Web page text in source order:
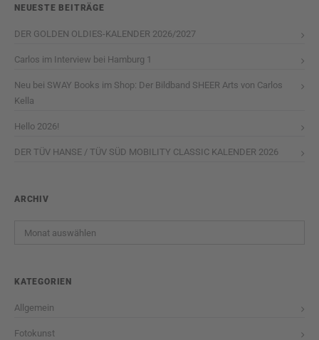
NEUESTE BEITRÄGE
DER GOLDEN OLDIES-KALENDER 2026/2027
Carlos im Interview bei Hamburg 1
Neu bei SWAY Books im Shop: Der Bildband SHEER Arts von Carlos
Kella
Hello 2026!
DER TÜV HANSE / TÜV SÜD MOBILITY CLASSIC KALENDER 2026
ARCHIV
Archiv
KATEGORIEN
Allgemein
Fotokunst